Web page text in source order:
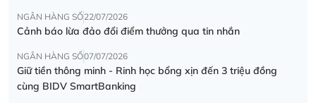
NGÂN HÀNG SỐ22/07/2026
Cảnh báo lừa đảo đổi điểm thưởng qua tin nhắn
NGÂN HÀNG SỐ07/07/2026
Giữ tiền thông minh - Rinh học bổng xịn đến 3 triệu đồng
cùng BIDV SmartBanking